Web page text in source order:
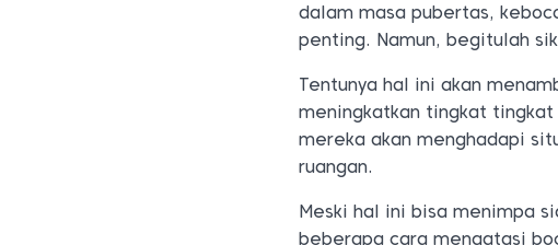
dalam masa pubertas,
penting. Namun, begitulah
Tentunya hal ini akan
meningkatkan tingkat
mereka akan menghadapi
ruangan.
Meski hal ini bisa menimpa
beberapa cara mengatasi